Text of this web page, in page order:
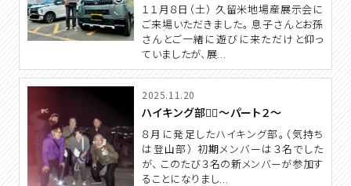
１１月８日（土） 久留米地場産展示会に
ご来場いただきました。 息子さんとお孫
さんとご一緒に遊びに来ただけと仰っ
ていましたが、展...
2025.11.20
ハイキング部🧗‍♂️～パート２～
８月に発足したハイキング部。（気持ち
は登山部） 初期メンバーは３名でした
が、 このたび３名の新メンバーが参加す
ることになりまし...